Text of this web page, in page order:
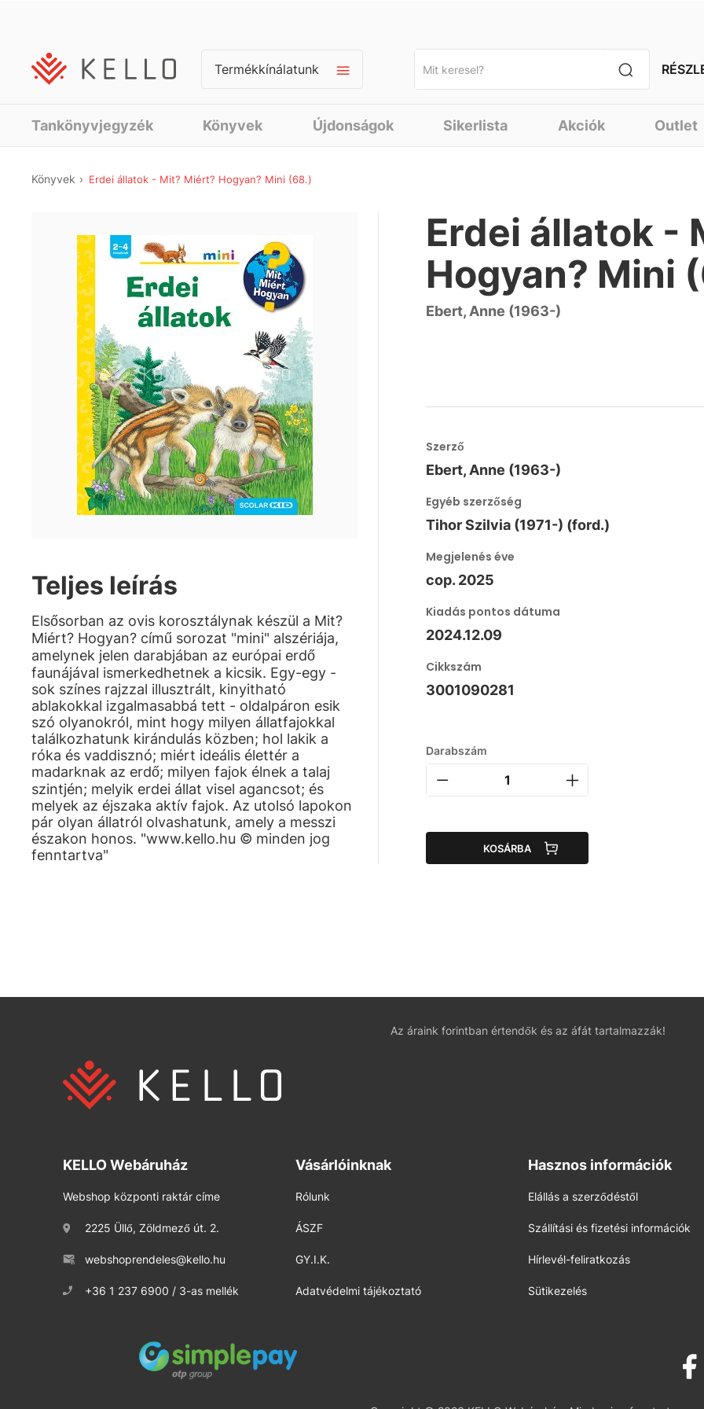
Termékkínálatunk
Tankönyvjegyzék Könyvek Újdonságok Sikerlista Akciók Outlet
Könyvek Erdei állatok - Mit? Miért? Hogyan? Mini (68.)
Teljes leírás
Elsősorban az ovis korosztálynak készül a Mit?
Miért? Hogyan? című sorozat "mini" alszériája,
amelynek jelen darabjában az európai erdő
faunájával ismerkedhetnek a kicsik. Egy-egy -
sok színes rajzzal illusztrált, kinyitható
ablakokkal izgalmasabbá tett - oldalpáron esik
szó olyanokról, mint hogy milyen állatfajokkal
találkozhatunk kirándulás közben; hol lakik a
róka és vaddisznó; miért ideális élettér a
madarknak az erdő; milyen fajok élnek a talaj
szintjén; melyik erdei állat visel agancsot; és
melyek az éjszaka aktív fajok. Az utolsó lapokon
pár olyan állatról olvashatunk, amely a messzi
északon honos. "www.kello.hu © minden jog
fenntartva"
Erdei állatok -
Hogyan? Mini
Ebert, Anne (1963-)
Szerző
Ebert, Anne (1963-)
Egyéb szerzőség
Tihor Szilvia (1971-) (ford.)
Megjelenés éve
cop. 2025
Kiadás pontos dátuma
2024.12.09
Cikkszám
3001090281
Darabszám
KOSÁRBA
Az áraink forintban értendők és az áfát tartalmazzák!
KELLO Webáruház
Webshop központi raktár címe
2225 Üllő, Zöldmező út. 2.
webshoprendeles@kello.hu
+36 1 237 6900 / 3-as mellék
Vásárlóinknak
Rólunk
ÁSZF
GY.I.K.
Adatvédelmi tájékoztató
Hasznos információk
Elállás a szerződéstől
Szállítási és fizetési információk
Hírlevél-feliratkozás
Sütikezelés